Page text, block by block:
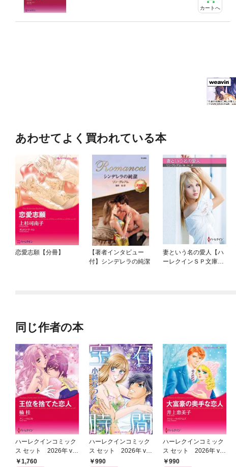
カートへ
あわせてよく買われている本
恋愛志願【分冊】
【著者インタビュー
付】シンデレラの純潔
妻という名の愛人【ハ
ーレクインＳＰ文庫
同じ作者の本
ハーレクインコミック
ス セット 2026年 vo
l.1085
1,760
ハーレクインコミック
ス セット 2026年 vo
l.952
990
ハーレクインコミック
ス セット 2026年 vo
l.949
990